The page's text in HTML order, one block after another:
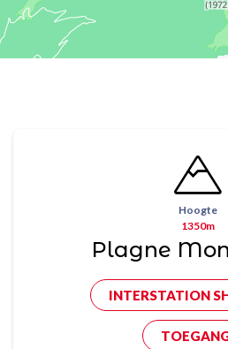
Hoogte
1350m
Plagne
INTERSTATION